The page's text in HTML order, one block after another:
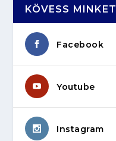
KÖVESS MINKET
Facebook
Youtube
Instagram